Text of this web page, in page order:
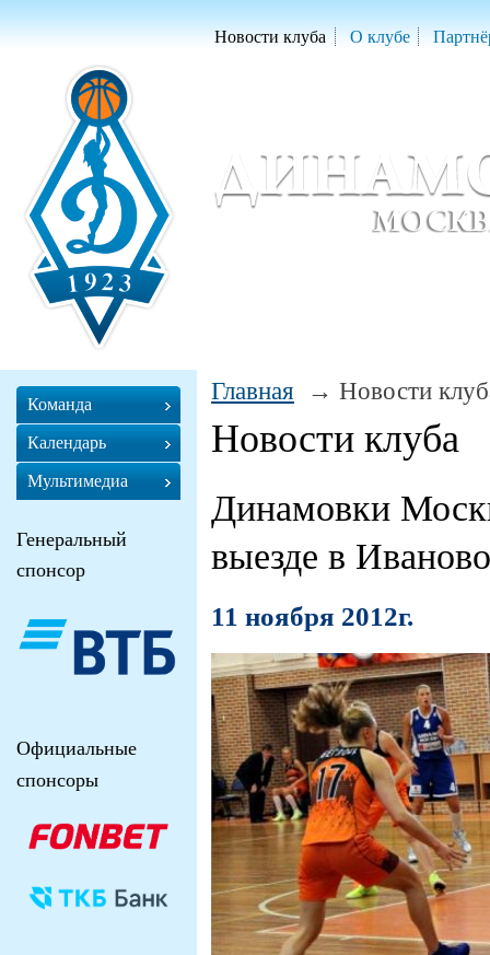
Новости клуба О клубе
Главная Новости
Новости клуба
Динамовки
выезде в
11 ноября 2012г.
Команда
Календарь
Мультимедиа
Генеральный
спонсор
Официальные
спонсоры